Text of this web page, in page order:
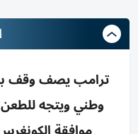
ترامب يصف وقف
وطني ويتجه